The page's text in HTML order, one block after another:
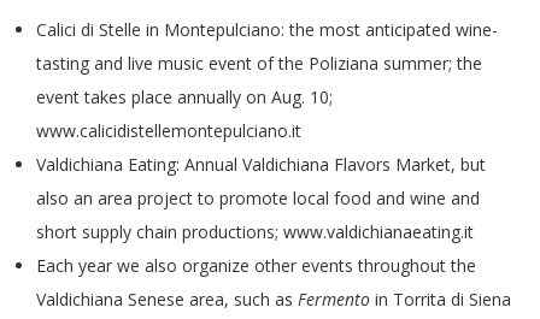
Calici di Stelle in Montepulciano: the most anticipated wine-
tasting and live music event of the Poliziana summer; the
event takes place annually on Aug. 10;
www.calicidistellemontepulciano.it
Valdichiana Eating: Annual Valdichiana Flavors Market, but
also an area project to promote local food and wine and
short supply chain productions; www.valdichianaeating.it
Each year we also organize other events throughout the
Valdichiana Senese area, such as Fermento in Torrita di Siena